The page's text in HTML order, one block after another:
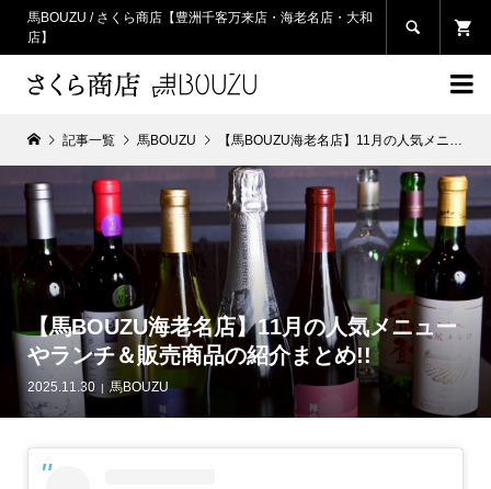
馬BOUZU / さくら商店【豊洲千客万来店・海老名店・大和
店】


記事一覧 馬BOUZU 【馬BOUZU海老名店】11月の人気メニューやランチ＆販売商品の紹介まとめ!!
【馬BOUZU海老名店】11月の人気メニュー
やランチ＆販売商品の紹介まとめ!!
2025.11.30 馬BOUZU